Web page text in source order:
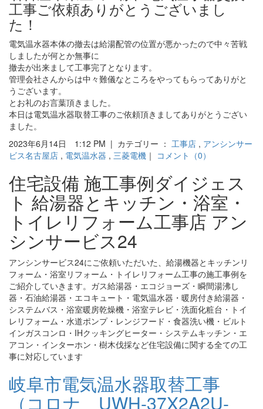
工事ご依頼ありがとうございまし
た！
電気温水器本体の撤去は給湯配管の位置が悪かったので中々苦戦
しましたが何とか無事に
撤去が出来まして工事完了となります。
管理会社さんからは中々難儀なところをやってもらってありがと
うございます。
とお礼のお言葉頂きました。
本日は電気温水器取替工事のご依頼頂きましてありがとうござい
ました。
2023年6月14日 1:12 PM | カテゴリー ： 工事店 , アンシンサー
ビス名古屋店 , 電気温水器 , 三菱電機 ｜ コメント（0）
住宅設備 施工事例ダイジェス
ト 給湯器とキッチン・浴室・
トイレリフォーム工事店 アン
シンサービス24
アンシンサービス24にご依頼いただいた、給湯機器とキッチンリ
フォーム・浴室リフォーム・トイレリフォーム工事の施工事例を
ご紹介していきます。ガス給湯器・エコジョーズ・瞬間湯沸し
器・石油給湯器・エコキュート・電気温水器・暖房付き給湯器・
システムバス・浴室暖房乾燥機・浴室テレビ・洗面化粧台・トイ
レリフォーム・水道ポンプ・レンジフード・食器洗い機・ビルト
インガスコンロ・IHクッキングヒーター・システムキッチン・エ
アコン・インターホン・樹木伐採など住宅設備に関する全ての工
事に対応しています
岐阜市電気温水器取替工事
（コロナ UWH-37X2A2U-